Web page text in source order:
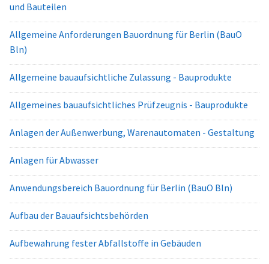
und Bauteilen
Allgemeine Anforderungen Bauordnung für Berlin (BauO
Bln)
Allgemeine bauaufsichtliche Zulassung - Bauprodukte
Allgemeines bauaufsichtliches Prüfzeugnis - Bauprodukte
Anlagen der Außenwerbung, Warenautomaten - Gestaltung
Anlagen für Abwasser
Anwendungsbereich Bauordnung für Berlin (BauO Bln)
Aufbau der Bauaufsichtsbehörden
Aufbewahrung fester Abfallstoffe in Gebäuden